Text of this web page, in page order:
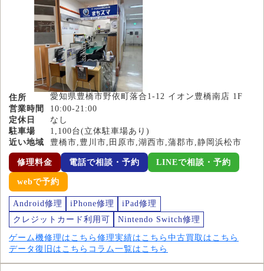
住所
愛知県豊橋市野依町落合1-12 イオン豊橋南店 1F
営業時間
10:00-21:00
定休日
なし
駐車場
1,100台(立体駐車場あり)
近い地域
豊橋市,豊川市,田原市,湖西市,蒲郡市,静岡浜松市
修理料金 電話で相談・予約 LINEで相談・予約
webで予約
Android修理 iPhone修理
iPad修理
クレジットカード利用可
Nintendo Switch修理
ゲーム機修理はこちら 修理実績はこちら 中古買取はこちら
データ復旧はこちら コラム一覧はこちら